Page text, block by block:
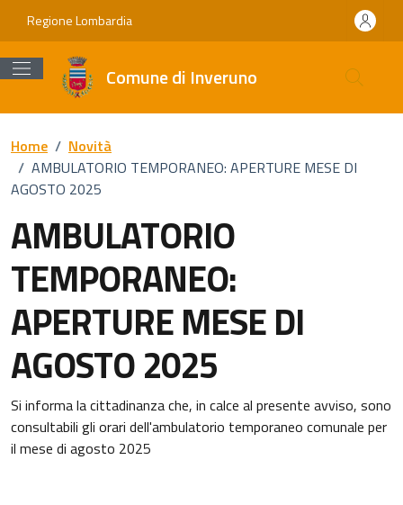
Vai ai contenuti
Vai al footer
Regione Lombardia
Comune di Inveruno
Home / Novità
/ AMBULATORIO TEMPORANEO: APERTURE MESE DI
AGOSTO 2025
AMBULATORIO
TEMPORANEO:
APERTURE MESE DI
AGOSTO 2025
Dettagli della notizia
Si informa la cittadinanza che, in calce al presente avviso, sono
consultabili gli orari dell'ambulatorio temporaneo comunale per
il mese di agosto 2025